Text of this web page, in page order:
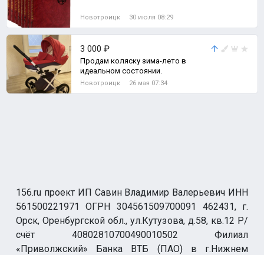
Новотроицк 30 июля 08:29
3 000 ₽
Продам коляску зима-лето в
идеальном состоянии.
Новотроицк 26 мая 07:34
156.ru проект ИП Савин Владимир Валерьевич ИНН
561500221971 ОГРН 304561509700091 462431, г.
Орск, Оренбургской обл., ул.Кутузова, д.58, кв.12 Р/
счёт 40802810700490010502 Филиал
«Приволжский» Банка ВТБ (ПАО) в г.Нижнем